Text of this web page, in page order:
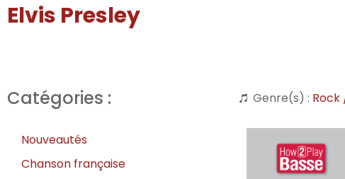
Elvis Presley
Catégories :
Nouveautés
Chanson française
Genre(s) : Rock